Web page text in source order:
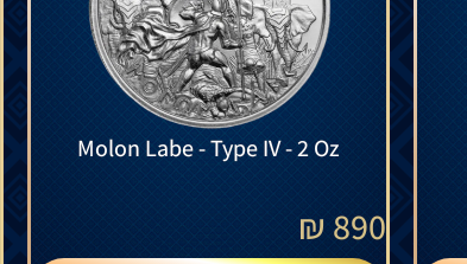
Molon Labe - Type IV - 2 Oz
890
₪